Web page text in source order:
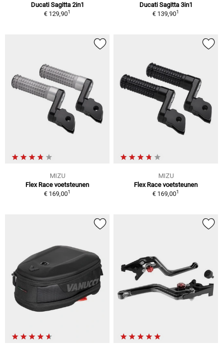
Ducati Sagitta 2in1
€ 129,901
Ducati Sagitta 3in1
€ 139,901
MIZU
Flex Race voetsteunen
€ 169,001
MIZU
Flex Race voetsteunen
€ 169,001